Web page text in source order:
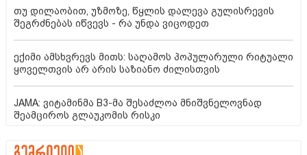
თუ დილაობით, უზმოზე, წყლის დალევა გულისრევის
შეგრძნებას იწვევს - რა უნდა ვიცოდეთ
ექიმი ამსხვრევს მითს: საღამოს პოპულარული რიტუალი
ყოველთვის არ არის საზიანო ძილისთვის
JAMA: ვიტამინმა B3-მა შესაძლოა მნიშვნელოვნად
შეამციროს გლაუკომის რისკი